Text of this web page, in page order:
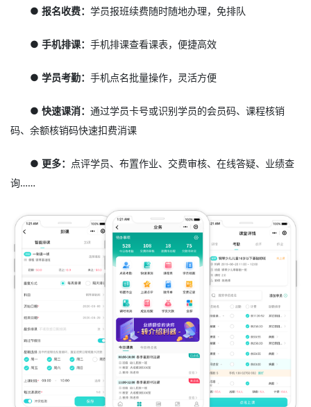
● 报名收费：学员报班续费随时随地办理，免排队
● 手机排课：手机排课查看课表，便捷高效
● 学员考勤：手机点名批量操作，灵活方便
● 快速课消：通过学员卡号或识别学员的会员码、课程核销
码、余额核销码快速扣费消课
● 更多： 点评学员、布置作业、交费审核、在线答疑、业绩查
询……